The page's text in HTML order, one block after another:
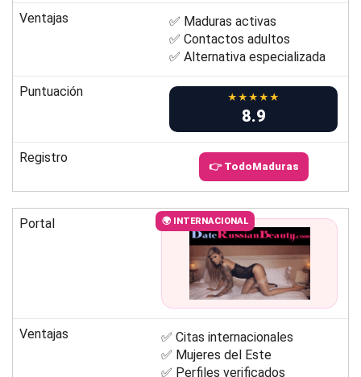
Ventajas
✅ Maduras activas
✅ Contactos adultos
✅ Alternativa especializada
Puntuación ★★★★★
8.9
Registro
👉 TodoMaduras
Portal 🌍 INTERNACIONAL
Ventajas
✅ Citas internacionales
✅ Mujeres del Este
✅ Perfiles verificados